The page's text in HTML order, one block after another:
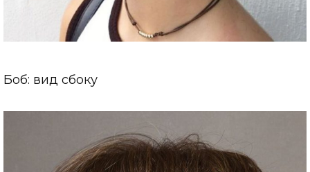
Боб: вид сбоку